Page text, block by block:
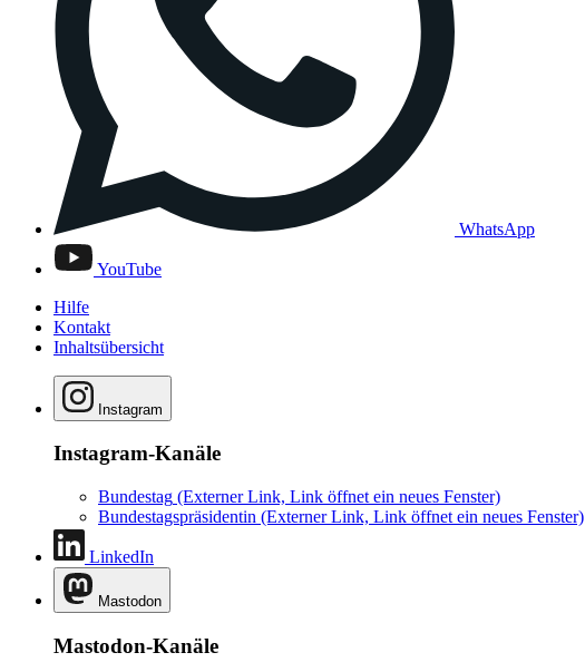
WhatsApp
YouTube
Hilfe
Kontakt
Inhaltsübersicht
Instagram
Instagram-Kanäle
Bundestag (Externer Link, Link öffnet ein neues Fenster)
Bundestagspräsidentin (Externer Link, Link öffnet ein neues Fenster)
LinkedIn
Mastodon
Mastodon-Kanäle